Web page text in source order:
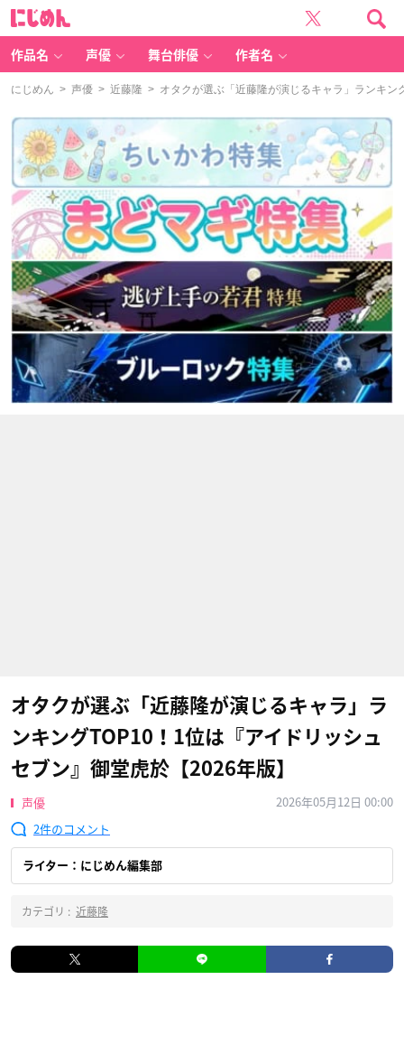
作品名 声優 舞台俳優 作者名
にじめん > 声優 > 近藤隆 > オタクが選ぶ「近藤隆が演じるキャラ」ランキ
オタクが選ぶ「近藤隆が演じるキャラ」ラ
ンキングTOP10！1位は『アイドリッシュ
セブン』御堂虎於【2026年版】
声優
2026年05月12日 00:00
2
ライター：にじめん編集部
カテゴリ : 近藤隆